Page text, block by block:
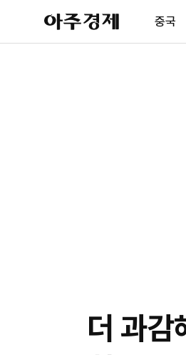
아
주
제
중국
더 과